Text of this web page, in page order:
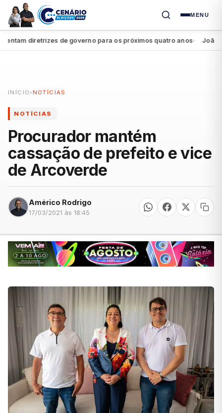
MENU
diretrizes de governo para os próximos quatro anos● João
INÍCIO › NOTÍCIAS
NOTÍCIAS
Procurador mantém
cassação de prefeito e vice
de Arcoverde
Américo Rodrigo
17/03/2021 às 18:45